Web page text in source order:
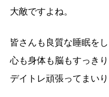
大敵ですよね。
皆さんも良質な睡眠をし
心も身体も脳もすっき
デイトレ頑張ってまい